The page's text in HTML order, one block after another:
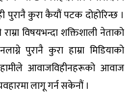
कुरा कैयौं पटक दोहोरिन्छ ।
विषयभन्दा शक्तिशाली नेताको
पुरानै कुरा हाम्रा मिडियाको
हामीले आवाजविहीनहरूको आवाज
लागू गर्न सकेनौं ।